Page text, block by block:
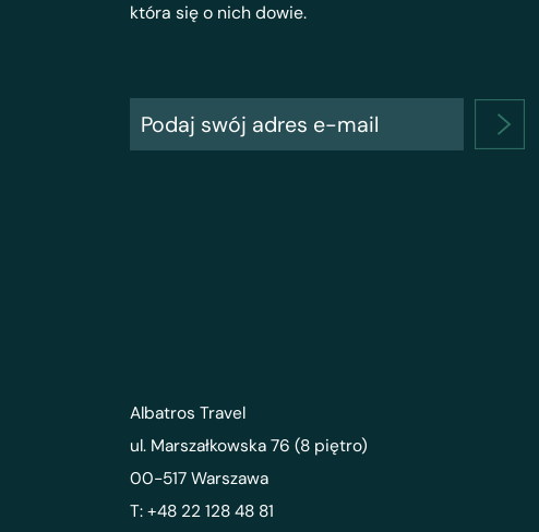
która się o nich dowie.
Albatros Travel
ul. Marszałkowska 76 (8 piętro)
00-517 Warszawa
T: +48 22 128 48 81